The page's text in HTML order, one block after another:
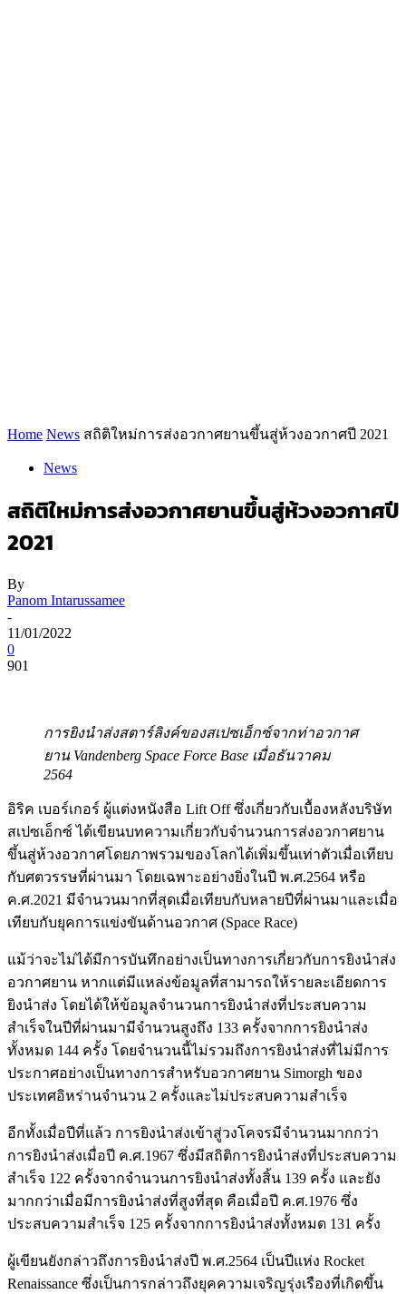
Home News สถิติใหม่การส่งอวกาศยานขึ้นสู่ห้วงอวกาศปี 2021
News
สถิติใหม่การส่งอวกาศยานขึ้นสู่ห้วงอวกาศปี
2021
By
Panom Intarussamee
-
11/01/2022
0
901
การยิงนำส่งสตาร์ลิงค์ของสเปซเอ็กซ์จากท่าอวกาศ
ยาน Vandenberg Space Force Base เมื่อธันวาคม
2564
อิริค เบอร์เกอร์ ผู้แต่งหนังสือ Lift Off ซึ่งเกี่ยวกับเบื้องหลังบริษัท
สเปซเอ็กซ์ ได้เขียนบทความเกี่ยวกับจำนวนการส่งอวกาศยาน
ขึ้นสู่ห้วงอวกาศโดยภาพรวมของโลกได้เพิ่มขึ้นเท่าตัวเมื่อเทียบ
กับศตวรรษที่ผ่านมา โดยเฉพาะอย่างยิ่งในปี พ.ศ.2564 หรือ
ค.ศ.2021 มีจำนวนมากที่สุดเมื่อเทียบกับหลายปีที่ผ่านมาและเมื่อ
เทียบกับยุคการแข่งขันด้านอวกาศ (Space Race)
แม้ว่าจะไม่ได้มีการบันทึกอย่างเป็นทางการเกี่ยวกับการยิงนำส่ง
อวกาศยาน หากแต่มีแหล่งข้อมูลที่สามารถให้รายละเอียดการ
ยิงนำส่ง โดยได้ให้ข้อมูลจำนวนการยิงนำส่งที่ประสบความ
สำเร็จในปีที่ผ่านมามีจำนวนสูงถึง 133 ครั้งจากการยิงนำส่ง
ทั้งหมด 144 ครั้ง โดยจำนวนนี้ไม่รวมถึงการยิงนำส่งที่ไม่มีการ
ประกาศอย่างเป็นทางการสำหรับอวกาศยาน Simorgh ของ
ประเทศอิหร่านจำนวน 2 ครั้งและไม่ประสบความสำเร็จ
อีกทั้งเมื่อปีที่แล้ว การยิงนำส่งเข้าสู่วงโคจรมีจำนวนมากกว่า
การยิงนำส่งเมื่อปี ค.ศ.1967 ซึ่งมีสถิติการยิงนำส่งที่ประสบความ
สำเร็จ 122 ครั้งจากจำนวนการยิงนำส่งทั้งสิ้น 139 ครั้ง และยัง
มากกว่าเมื่อมีการยิงนำส่งที่สูงที่สุด คือเมื่อปี ค.ศ.1976 ซึ่ง
ประสบความสำเร็จ 125 ครั้งจากการยิงนำส่งทั้งหมด 131 ครั้ง
ผู้เขียนยังกล่าวถึงการยิงนำส่งปี พ.ศ.2564 เป็นปีแห่ง Rocket
Renaissance ซึ่งเป็นการกล่าวถึงยุคความเจริญรุ่งเรืองที่เกิดขึ้น